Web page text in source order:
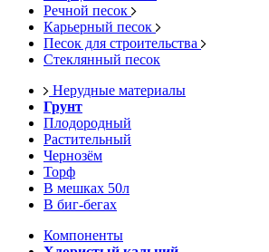
Речной песок
Карьерный песок
Песок для строительства
Стеклянный песок
Нерудные материалы
Грунт
Плодородный
Растительный
Чернозём
Торф
В мешках 50л
В биг-бегах
Компоненты